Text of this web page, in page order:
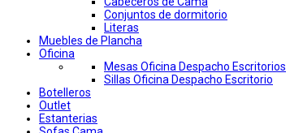
Conjuntos de dormitorio
Literas
Muebles de Plancha
Oficina
Mesas Oficina Despacho Escritorios
Sillas Oficina Despacho Escritorio
Botelleros
Outlet
Estanterias